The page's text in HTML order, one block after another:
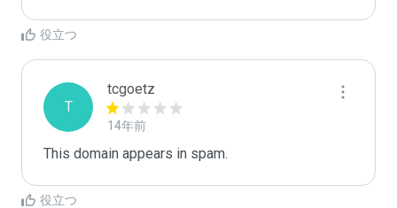
役立つ
T
tcgoetz
14年前
This domain appears in spam.
役立つ